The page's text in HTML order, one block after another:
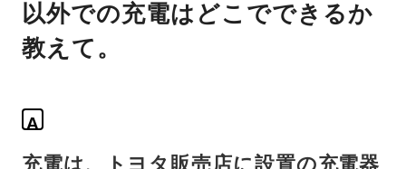
以外での充電はどこでできるか
教えて。
A
充電は、トヨタ販売店に設置の充電器